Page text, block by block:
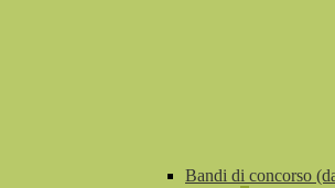
Bandi di concorso